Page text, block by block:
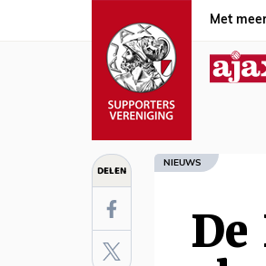
Met
DELEN NIEUWS